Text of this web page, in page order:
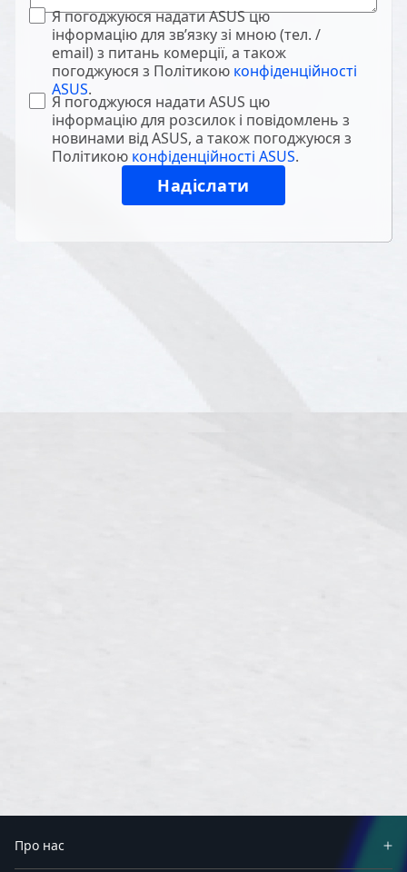
Я погоджуюся надати ASUS цю
інформацію для зв’язку зі мною (тел. /
email) з питань комерції, а також
погоджуюся з Політикою конфіденційності
ASUS.
Я погоджуюся надати ASUS цю
інформацію для розсилок і повідомлень з
новинами від ASUS, а також погоджуюся з
Політикою конфіденційності ASUS.
Про нас